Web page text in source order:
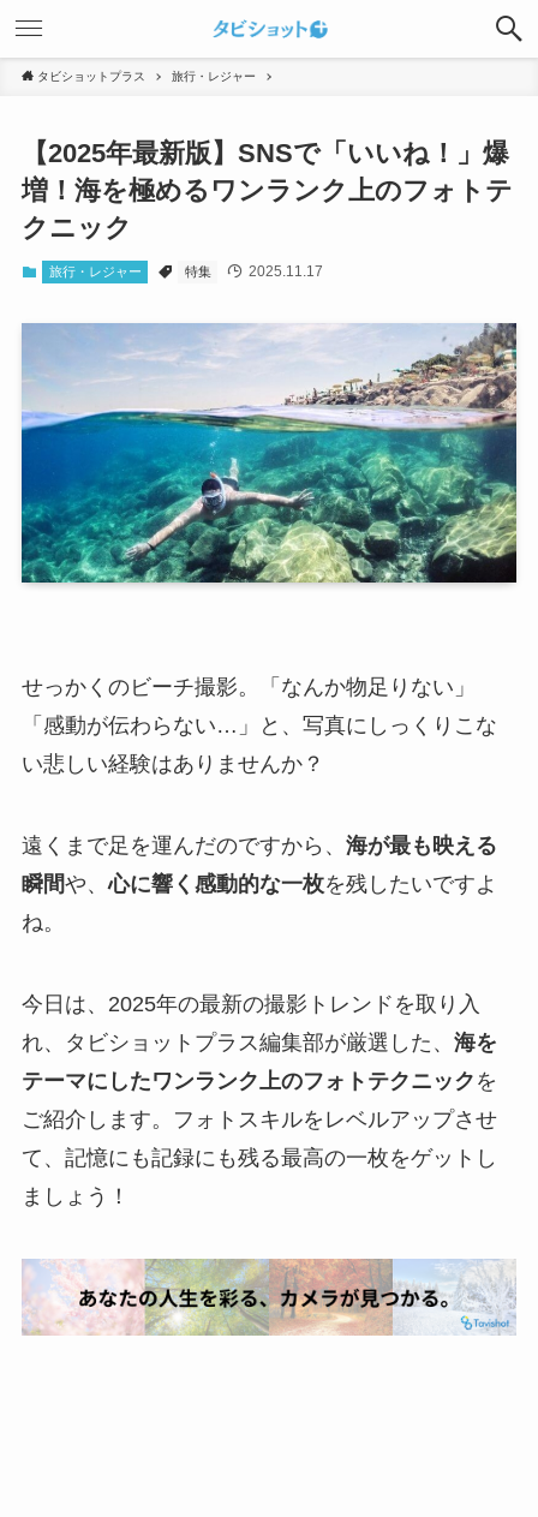
タビショットプラス 旅行・レジャー
【2025年最新版】SNSで「いいね！」爆
増！海を極めるワンランク上のフォトテ
クニック
旅行・レジャー 特集 2025.11.17
せっかくのビーチ撮影。「なんか物足りない」
「感動が伝わらない…」と、写真にしっくりこな
い悲しい経験はありませんか？
遠くまで足を運んだのですから、 海が最も映える
瞬間や、心に響く感動的な一枚を残したいですよ
ね。
今日は、2025年の最新の撮影トレンドを取り入
れ、タビショットプラス編集部が厳選した、 海を
テーマにしたワンランク上のフォトテクニック を
ご紹介します。フォトスキルをレベルアップさせ
て、記憶にも記録にも残る最高の一枚をゲットし
ましょう！